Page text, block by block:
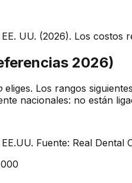
UU. (2026). Los
2026)
eliges. Los rangos
nacionales: no están
Fuente: Real